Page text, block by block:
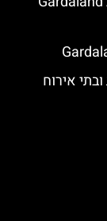
אירוח